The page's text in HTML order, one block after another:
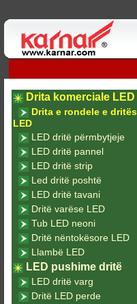
Drita komerciale LED
Drita e rondele e dritës
LED
LED dritë përmbytjeje
LED dritë pannel
LED dritë strip
Led dritë poshtë
LED dritë tavani
Dritë varëse LED
Tub LED neoni
Dritë nëntokësore LED
Llambë LED
LED pushime dritë
LED dritë varg
Dritë LED perde